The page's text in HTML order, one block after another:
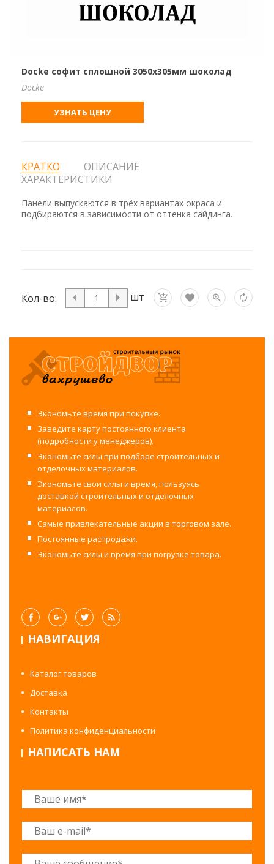
Docke софит сплошной 3050х305мм шоколад
Docke
УЗНАТЬ ЦЕНУ
КРАТКО
ОПИСАНИЕ
ХАРАКТЕРИСТИКИ
Панели выпускаются в трёх вариантах окраса и
подбираются в зависимости от оттенка сайдинга.
Кол-во: шт
Экономьте время при покупке.
Заведите карту постоянного клиента
(подробности у менеджеров).
Экономьте силы при подборе строительных и
отделочных материалов.
Экономьте свои силы и время, пользуясь
доставкой строительных и отделочных
материалов.
Самые привлекательные акции в торговом зале.
Постоянные распродажи.
Экономьте силы и время при погрузке товара.
НАВИГАЦИЯ
Каталог товаров
Доставка
Контакты
Политика конфиденциальности
НАПИСАТЬ НАМ